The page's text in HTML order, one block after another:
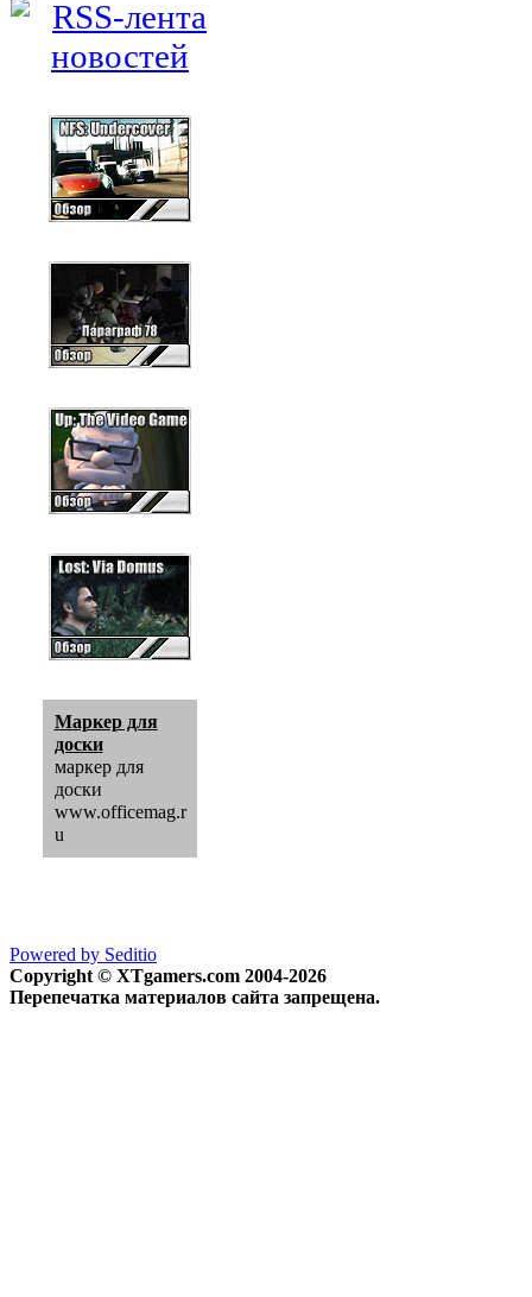
Маркер для
доски
маркер для
доски
www.officemag.r
u
Powered by Seditio
Copyright © XTgamers.com 2004-2026
Перепечатка материалов сайта запрещена.